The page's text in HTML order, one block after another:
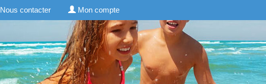
Nous contacter Mon compte